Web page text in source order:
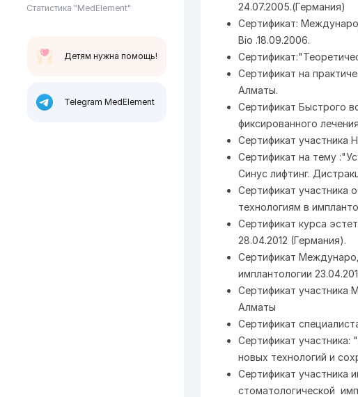
Статистика "MedElement"
Детям нужна помощь!
Telegram MedElement
24.07.2005.(Германия)
Сертификат:
Bio .18.09.2006.
Сертификат на
Алматы.
Сертификат Быстрого
фиксированного
Сертификат участника
Сертификат на тему
Синус лифтинг.
Сертификат участника
технологиям в
Сертификат курса
28.04.2012 (Германия).
Сертификат
имплантологии
Сертификат участника
Алматы
Сертификат
Сертификат участника:
новых технологий и
Сертификат участника
стоматологической